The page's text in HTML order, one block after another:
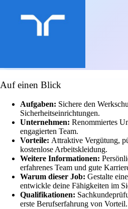
Auf einen Blick
Aufgaben: Sichere den
Sicherheitseinrichtungen.
Unternehmen: Renommiertes
engagierten Team.
Vorteile: Attraktive Vergütung,
kostenlose Arbeitskleidung.
Weitere Informationen:
erfahrenes Team und gute
Warum dieser Job: Gestalte
entwickle deine Fähigkeiten im
Qualifikationen:
erste Berufserfahrung von Vorteil.